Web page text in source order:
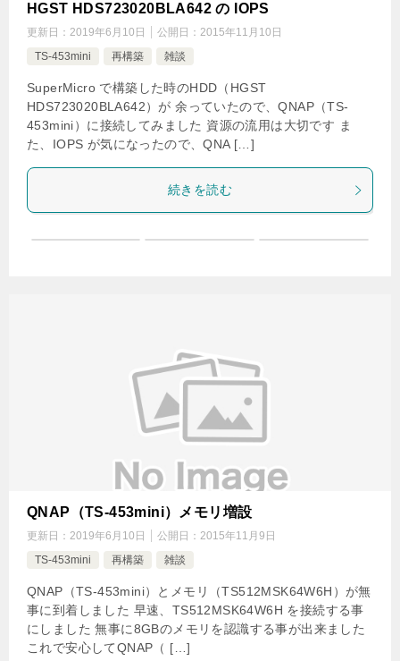
HGST HDS723020BLA642 の IOPS
更新日： 2019年6月10日 公開日： 2015年11月10日
TS-453mini
再構築 雑談
SuperMicro で構築した時のHDD（HGST
HDS723020BLA642）が 余っていたので、QNAP（TS-
453mini）に接続してみました 資源の流用は大切です ま
た、IOPS が気になったので、QNA […]
続きを読む
QNAP（TS-453mini）メモリ増設
更新日： 2019年6月10日 公開日： 2015年11月9日
TS-453mini
再構築 雑談
QNAP（TS-453mini）とメモリ（TS512MSK64W6H）が無
事に到着しました 早速、TS512MSK64W6H を接続する事
にしました 無事に8GBのメモリを認識する事が出来ました
これで安心してQNAP（ […]